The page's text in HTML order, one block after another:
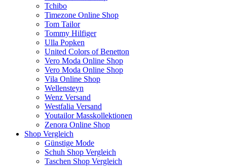
Tchibo
Timezone Online Shop
Tom Tailor
Tommy Hilfiger
Ulla Popken
United Colors of Benetton
Vero Moda Online Shop
Vero Moda Online Shop
Vila Online Shop
Wellensteyn
Wenz Versand
Westfalia Versand
Youtailor Masskollektionen
Zenora Online Shop
Shop Vergleich
Günstige Mode
Schuh Shop Vergleich
Taschen Shop Vergleich